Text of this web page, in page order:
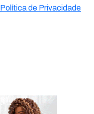
Política de Privacidade